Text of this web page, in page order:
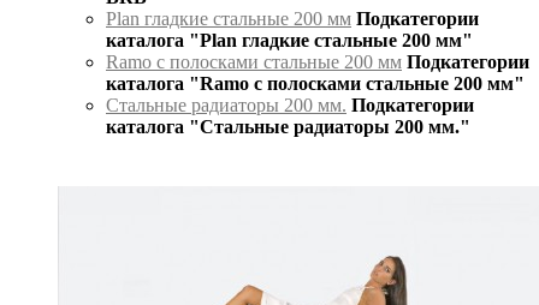
Plan гладкие стальные 200 мм Подкатегории
каталога "Plan гладкие стальные 200 мм"
Ramo с полосками стальные 200 мм Подкатегории
каталога "Ramo с полосками стальные 200 мм"
Стальные радиаторы 200 мм. Подкатегории
каталога "Стальные радиаторы 200 мм."